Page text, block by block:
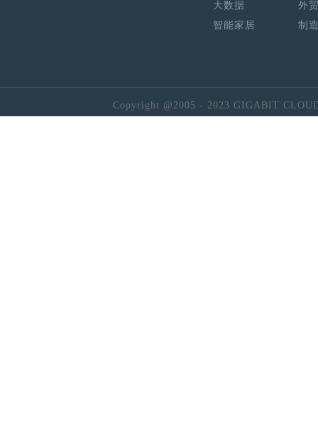
大数据
外
智能家居
制
Copyright @2005 - 2023 GIGABIT